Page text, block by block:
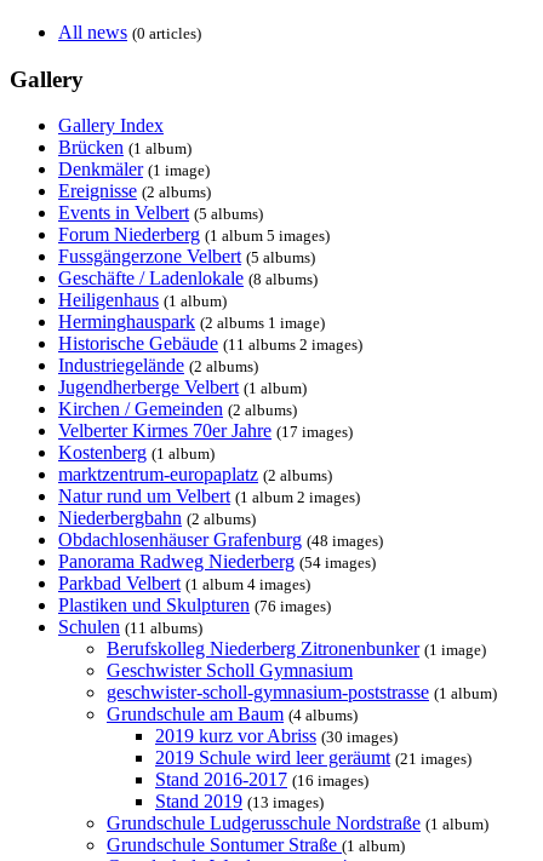
All news (0 articles)
Gallery
Gallery Index
Brücken (1 album)
Denkmäler (1 image)
Ereignisse (2 albums)
Events in Velbert (5 albums)
Forum Niederberg (1 album 5 images)
Fussgängerzone Velbert (5 albums)
Geschäfte / Ladenlokale (8 albums)
Heiligenhaus (1 album)
Herminghauspark (2 albums 1 image)
Historische Gebäude (11 albums 2 images)
Industriegelände (2 albums)
Jugendherberge Velbert (1 album)
Kirchen / Gemeinden (2 albums)
Velberter Kirmes 70er Jahre (17 images)
Kostenberg (1 album)
marktzentrum-europaplatz (2 albums)
Natur rund um Velbert (1 album 2 images)
Niederbergbahn (2 albums)
Obdachlosenhäuser Grafenburg (48 images)
Panorama Radweg Niederberg (54 images)
Parkbad Velbert (1 album 4 images)
Plastiken und Skulpturen (76 images)
Schulen (11 albums)
Berufskolleg Niederberg Zitronenbunker (1 image)
Geschwister Scholl Gymnasium
geschwister-scholl-gymnasium-poststrasse (1 album)
Grundschule am Baum (4 albums)
2019 kurz vor Abriss (30 images)
2019 Schule wird leer geräumt (21 images)
Stand 2016-2017 (16 images)
Stand 2019 (13 images)
Grundschule Ludgerusschule Nordstraße (1 album)
Grundschule Sontumer Straße (1 album)